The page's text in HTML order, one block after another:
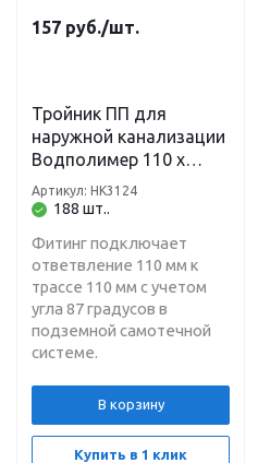
157 руб./шт.
Тройник ПП для
наружной канализации
Водполимер 110 х
110/87 градусов рыжий
188 шт..
Артикул: НК3124
Фитинг подключает
ответвление 110 мм к
трассе 110 мм с учетом
угла 87 градусов в
подземной самотечной
системе.
В корзину
Купить в 1 клик